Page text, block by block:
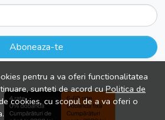
pentru a va oferi functionalitatea
sunteti de acord cuPolitica de
cookies, cu scopul de a va oferi o
Aboneaza-te